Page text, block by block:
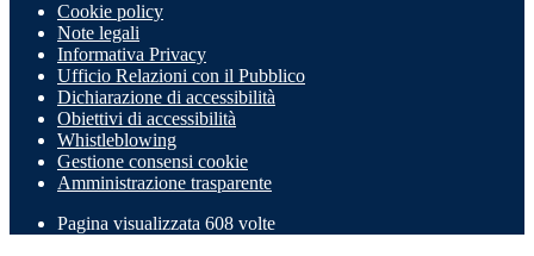
Cookie policy
Note legali
Informativa Privacy
Ufficio Relazioni con il Pubblico
Dichiarazione di accessibilità
Obiettivi di accessibilità
Whistleblowing
Gestione consensi cookie
Amministrazione trasparente
Pagina visualizzata 608 volte